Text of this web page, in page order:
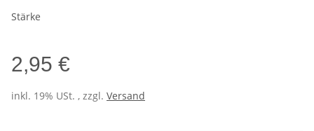
Stärke
2,95 €
inkl. 19% USt. , zzgl. Versand